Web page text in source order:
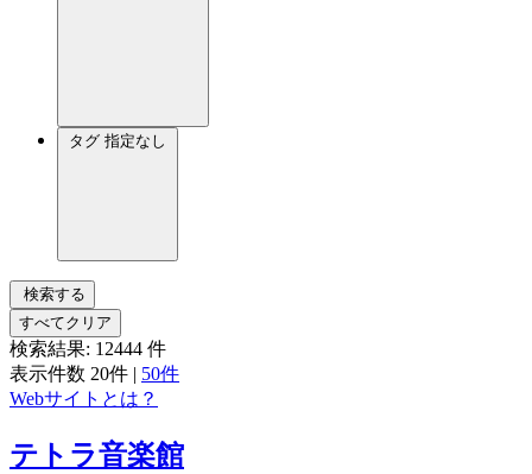
タグ 指定なし
検索する
すべてクリア
検索結果: 12444 件
表示件数 20件 | 50件
Webサイトとは？
テトラ音楽館